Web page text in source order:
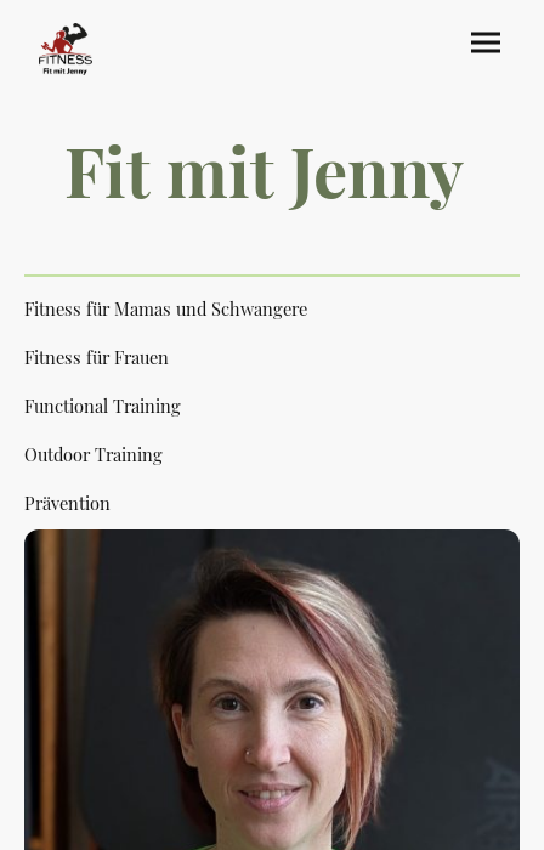
Fit mit Jenny
Fitness für Mamas und Schwangere
Fitness für Frauen
Functional Training
Outdoor Training
Prävention